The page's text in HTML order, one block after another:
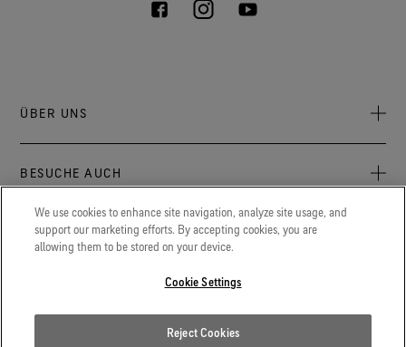
BESUCHE AUCH
Press Newsroom
Aktuelles zu GORE‑TEX® Produkten, Events und Erlebnissen.
Extremer Schutz für Feuerwehr, Polizei und andere
ÜBER UNS
Verantwortung
Archive: PFC Goal
LEGAL
We use cookies to enhance site navigation, analyze site usage, and
support our marketing efforts. By accepting cookies, you are
allowing them to be stored on your device.
Cookie Settings
Reject Cookies